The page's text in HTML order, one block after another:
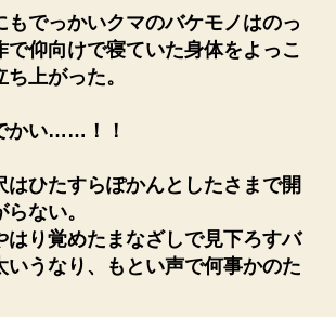
でっかいクマのバケモノはのっ
で仰向けで寝ていた身体をよっこ
上がった。
かい……！！
ひたすらぽかんとしたさまで開
ない。
り覚めたまなざしで見下ろすバ
いうなり、もとい声で何事かのた